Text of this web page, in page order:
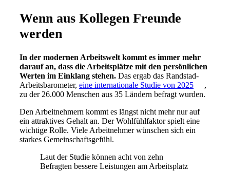
Wenn aus Kollegen Freunde
werden
In der modernen Arbeitswelt kommt es immer mehr
darauf an, dass die Arbeitsplätze mit den persönlichen
Werten im Einklang stehen. Das ergab das Randstad-
Arbeitsbarometer, eine internationale Studie von 2025
,
zu der 26.000 Menschen aus 35 Ländern befragt wurden.
Den Arbeitnehmern kommt es längst nicht mehr nur auf
ein attraktives Gehalt an. Der Wohlfühlfaktor spielt eine
wichtige Rolle. Viele Arbeitnehmer wünschen sich ein
starkes Gemeinschaftsgefühl.
Laut der Studie können acht von zehn
Befragten bessere Leistungen am Arbeitsplatz